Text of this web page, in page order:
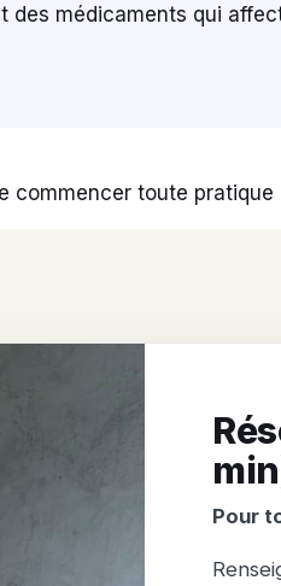
des médicaments qui
commencer toute
Pour